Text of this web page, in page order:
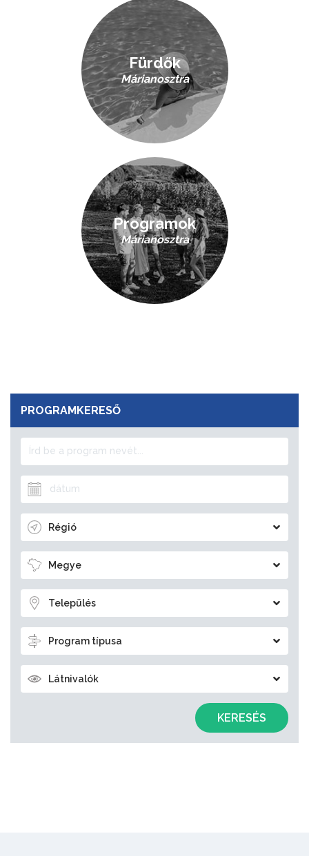
Fürdők
Márianosztra
Programok
Márianosztra
PROGRAMKERESŐ
Régió
Megye
Település
Program típusa
Látnivalók
KERESÉS